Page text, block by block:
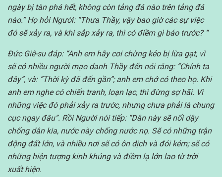
ngày bị tàn phá hết, không còn tảng đá nào trên tảng đá
nào.” Họ hỏi Người: “Thưa Thầy, vậy bao giờ các sự việc
đó sẽ xảy ra, và khi sắp xảy ra, thì có điềm gì báo trước? “
Đức Giê-su đáp: “Anh em hãy coi chừng kẻo bị lừa gạt, vì
sẽ có nhiều người mạo danh Thầy đến nói rằng: “Chính ta
đây”, và: “Thời kỳ đã đến gần”; anh em chớ có theo họ. Khi
anh em nghe có chiến tranh, loạn lạc, thì đừng sợ hãi. Vì
những việc đó phải xảy ra trước, nhưng chưa phải là chung
cục ngay đâu”. Rồi Người nói tiếp: “Dân này sẽ nổi dậy
chống dân kia, nước này chống nước nọ. Sẽ có những trận
động đất lớn, và nhiều nơi sẽ có ôn dịch và đói kém; sẽ có
những hiện tượng kinh khủng và điềm lạ lớn lao từ trời
xuất hiện.